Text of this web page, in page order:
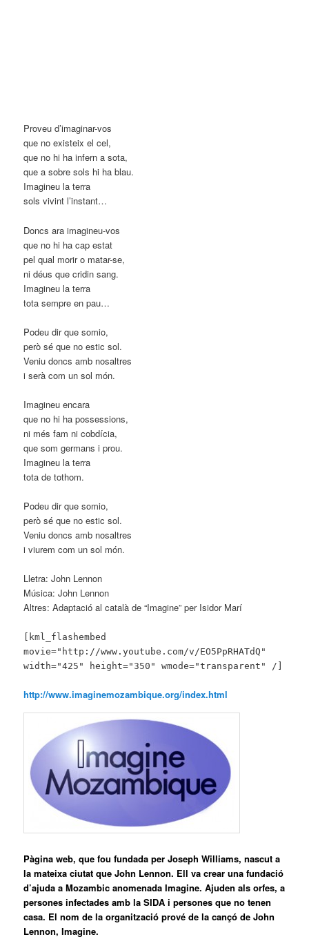
Proveu d’imaginar-vos
que no existeix el cel,
que no hi ha infern a sota,
que a sobre sols hi ha blau.
Imagineu la terra
sols vivint l’instant…
Doncs ara imagineu-vos
que no hi ha cap estat
pel qual morir o matar-se,
ni déus que cridin sang.
Imagineu la terra
tota sempre en pau…
Podeu dir que somio,
però sé que no estic sol.
Veniu doncs amb nosaltres
i serà com un sol món.
Imagineu encara
que no hi ha possessions,
ni més fam ni cobdícia,
que som germans i prou.
Imagineu la terra
tota de tothom.
Podeu dir que somio,
però sé que no estic sol.
Veniu doncs amb nosaltres
i viurem com un sol món.
Lletra: John Lennon
Música: John Lennon
Altres: Adaptació al català de “Imagine” per Isidor Marí
[kml_flashembed
movie="http://www.youtube.com/v/EO5PpRHATdQ"
width="425" height="350" wmode="transparent" /]
http://www.imaginemozambique.org/index.html
Pàgina web, que fou fundada per Joseph Williams, nascut a
la mateixa ciutat que John Lennon. Ell va crear una fundació
d’ajuda a Mozambic anomenada Imagine. Ajuden als orfes, a
persones infectades amb la SIDA i persones que no tenen
casa. El nom de la organització prové de la cançó de John
Lennon, Imagine.